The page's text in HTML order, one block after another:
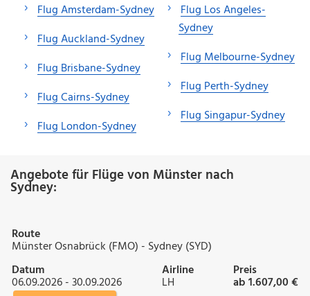
Flug Amsterdam-Sydney
Flug Auckland-Sydney
Flug Brisbane-Sydney
Flug Cairns-Sydney
Flug London-Sydney
Flug Los Angeles-
Sydney
Flug Melbourne-Sydney
Flug Perth-Sydney
Flug Singapur-Sydney
Angebote für Flüge von Münster nach
Sydney:
Route
Münster Osnabrück (FMO) - Sydney (SYD)
Datum
06.09.2026 - 30.09.2026
Airline
LH
Preis
ab 1.607,00 €